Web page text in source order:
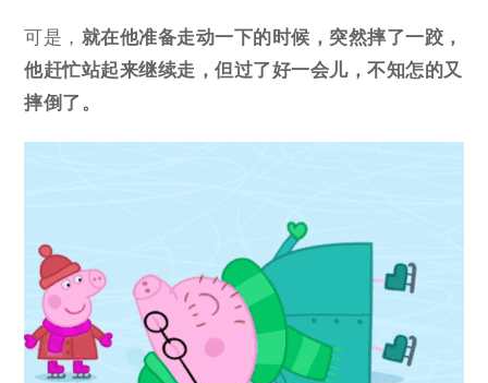
可是， 就在他准备走动一下的时候，突然摔了一跤 ，
他赶忙站起来继续走，但过了好一会儿，不知怎的又
摔倒了 。